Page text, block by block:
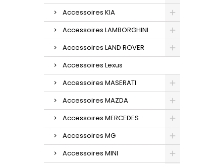
Accessoires KIA
Accessoires LAMBORGHINI
Accessoires LAND ROVER
Accessoires Lexus
Accessoires MASERATI
Accessoires MAZDA
Accessoires MERCEDES
Accessoires MG
Accessoires MINI